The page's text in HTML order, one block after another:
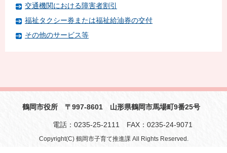
交通機関における障害者割引
福祉タクシー券または福祉給油券の交付
その他のサービス等
鶴岡市役所 〒997-8601 山形県鶴岡市馬場町9番25号
電話：0235-25-2111 FAX：0235-24-9071
Copyright(C) 鶴岡市子育て推進課 All Rights Reserved.